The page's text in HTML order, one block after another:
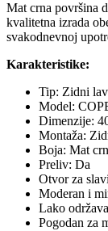
Mat crna površina
kvalitetna izrada
svakodnevnoj
Karakteristike:
Tip: Zidni
Model:
Dimenzije:
Montaža:
Boja: Mat
Preliv: Da
Otvor za
Moderan i
Lako
Pogodan za